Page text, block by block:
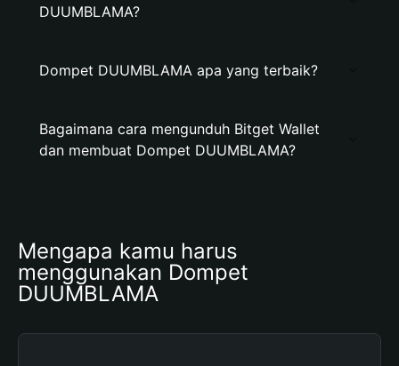
DUUMBLAMA?
Dompet DUUMBLAMA apa yang terbaik?
Bagaimana cara mengunduh Bitget Wallet
dan membuat Dompet DUUMBLAMA?
Mengapa kamu harus
menggunakan Dompet
DUUMBLAMA